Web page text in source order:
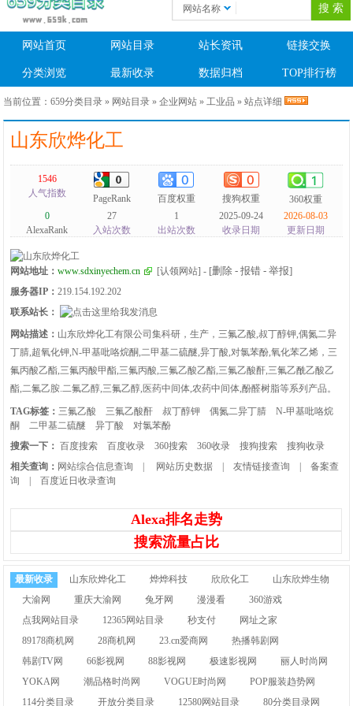
网站名称
网站首页 网站目录 站长资讯 链接交换
分类浏览 最新收录 数据归档 TOP排行榜
当前位置：659分类目录 » 网站目录 »企业网站 »工业品 » 站点详细
山东欣烨化工
1546
人气指数
PageRank 百度权重 搜狗权重
360权重
0
AlexaRank
27
入站次数
1
出站次数
2025-09-24
收录日期
2026-08-03
更新日期
网站地址：www.sdxinyechem.cn [认领网站] - [删除 - 报错 - 举报]
服务器IP：219.154.192.202
联系站长：
网站描述： 山东欣烨化工有限公司集科研，生产，三氟乙酸,叔丁醇钾,偶氮二异
丁腈,超氧化钾,N-甲基吡咯烷酮,二甲基二硫醚,异丁酸,对氯苯酚,氧化苯乙烯，三
氟丙酸乙酯,三氟丙酸甲酯,三氟丙酸,三氟乙酸乙酯,三氟乙酸酐,三氟乙酰乙酸乙
酯,二氟乙胺.二氟乙醇,三氟乙醇,医药中间体,农药中间体,酚醛树脂等系列产品。
TAG标签：三氟乙酸 三氟乙酸酐 叔丁醇钾 偶氮二异丁腈
N-甲基吡咯烷
酮
二甲基二硫醚 异丁酸
对氯苯酚
搜索一下： 百度搜索 百度收录 360搜索 360收录 搜狗搜索
搜狗收录
相关查询： 网站综合信息查询 网站历史数据 |友情链接查询 |备案查
询
|百度近日收录查询
Alexa排名走势
搜索流量占比
最新收录 山东欣烨化工 烨烨科技 欣欣化工
山东欣烨生物
大渝网
重庆大渝网 兔牙网 漫漫看
360游戏
点我网站目录
12365网站目录 秒支付
网址之家
89178商机网
28商机网 23.cn爱商网
热播韩剧网
韩剧TV网
66影视网 88影视网 极速影视网
丽人时尚网
YOKA网
潮品格时尚网 VOGUE时尚网
POP服装趋势网
114分类目录
开放分类目录 12580网站目录 80分类目录网